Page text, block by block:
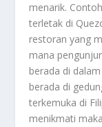
menarik.
terletak di
restoran yang
mana
berada di
berada di
terkemuka di
menikmati